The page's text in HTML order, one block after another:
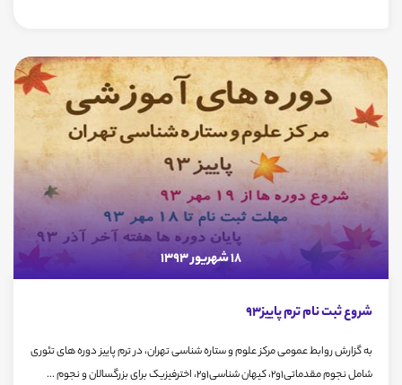
18 شهریور 1393
شروع ثبت نام ترم پاییز93
به گزارش روابط عمومی مرکز علوم و ستاره شناسی تهران، در ترم پاییز دوره های تئوری
شامل نجوم مقدماتی1و2، کیهان شناسی1و2، اخترفیزیک برای بزرگسالان و نجوم ...